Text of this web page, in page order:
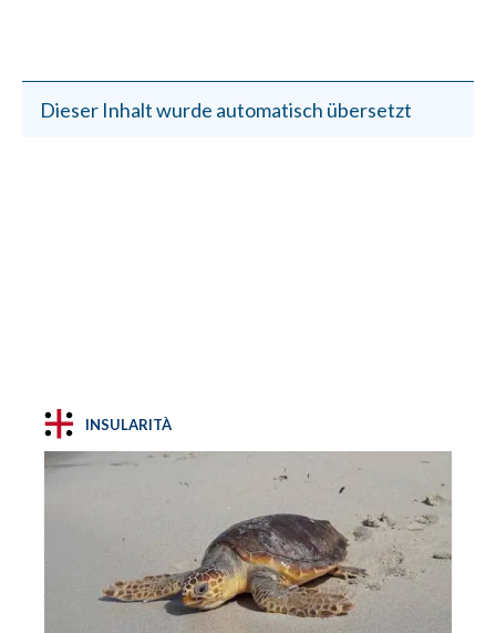
Dieser Inhalt wurde automatisch übersetzt
INSULARITÀ